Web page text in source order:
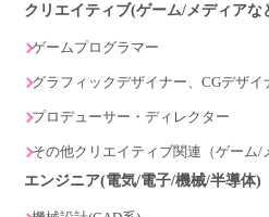
クリエイティブ(ゲーム/メディアな
ゲームプログラマー
グラフィックデザイナー、CGデザ
プロデューサー・ディレクター
その他クリエイティブ関連（ゲーム/
エンジニア(電気/電子/機械/半導体)